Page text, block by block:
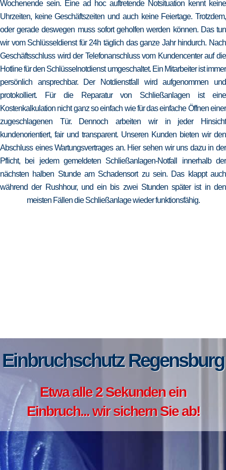
Wochenende sein. Eine ad hoc auftretende Notsituation kennt keine
Uhrzeiten, keine Geschäftszeiten und auch keine Feiertage. Trotzdem,
oder gerade deswegen muss sofort geholfen werden können. Das tun
wir vom Schlüsseldienst für 24h täglich das ganze Jahr hindurch. Nach
Geschäftsschluss wird der Telefonanschluss vom Kundencenter auf die
Hotline für den Schlüsselnotdienst umgeschaltet. Ein Mitarbeiter ist immer
persönlich ansprechbar. Der Notdienstfall wird aufgenommen und
protokolliert. Für die Reparatur von Schließanlagen ist eine
Kostenkalkulation nicht ganz so einfach wie für das einfache Öffnen einer
zugeschlagenen Tür. Dennoch arbeiten wir in jeder Hinsicht
kundenorientiert, fair und transparent. Unseren Kunden bieten wir den
Abschluss eines Wartungsvertrages an. Hier sehen wir uns dazu in der
Pflicht, bei jedem gemeldeten Schließanlagen-Notfall innerhalb der
nächsten halben Stunde am Schadensort zu sein. Das klappt auch
während der Rushhour, und ein bis zwei Stunden später ist in den
meisten Fällen die Schließanlage wieder funktionsfähig.
Einbruchschutz Regensburg
Etwa alle 2 Sekunden ein
Einbruch... wir sichern Sie ab!